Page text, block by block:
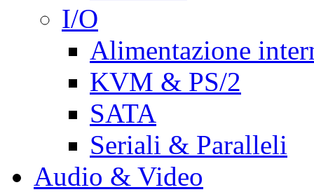
I/O
Alimentazione
KVM & PS/2
SATA
Seriali & Paralleli
Audio & Video